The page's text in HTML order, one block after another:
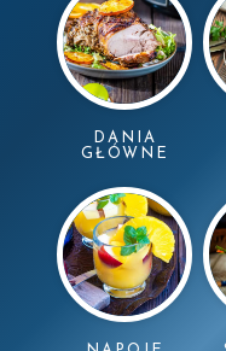
DANIA
GŁÓWNE